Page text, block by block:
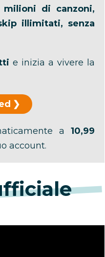
milioni di canzoni,
illimitati, senza
e inizia a vivere la
a 10,99
account.